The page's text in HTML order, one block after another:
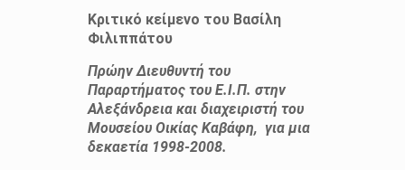
Κριτικό κείμενο του Βασίλη
Φιλιππάτου
Πρώην Διευθυντή του
Παραρτήματος του Ε.Ι.Π. στην
Αλεξάνδρεια και διαχειριστή του
Μουσείου Οικίας Καβάφη, για μια
δεκαετία 1998-2008.